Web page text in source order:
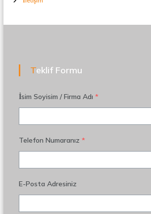
Teklif Formu
İsim Soyisim / Firma Adı *
Telefon Numaranız *
E-Posta Adresiniz